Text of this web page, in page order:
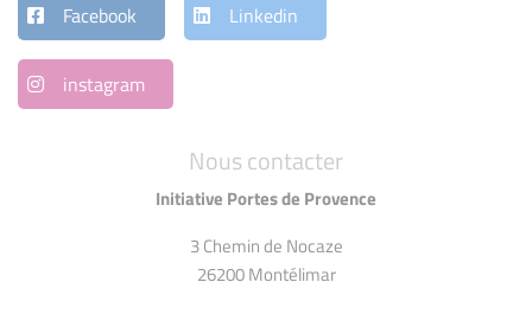
Nous contacter
Initiative Portes de Provence
3 Chemin de Nocaze
26200 Montélimar
Facebook Linkedin
instagram